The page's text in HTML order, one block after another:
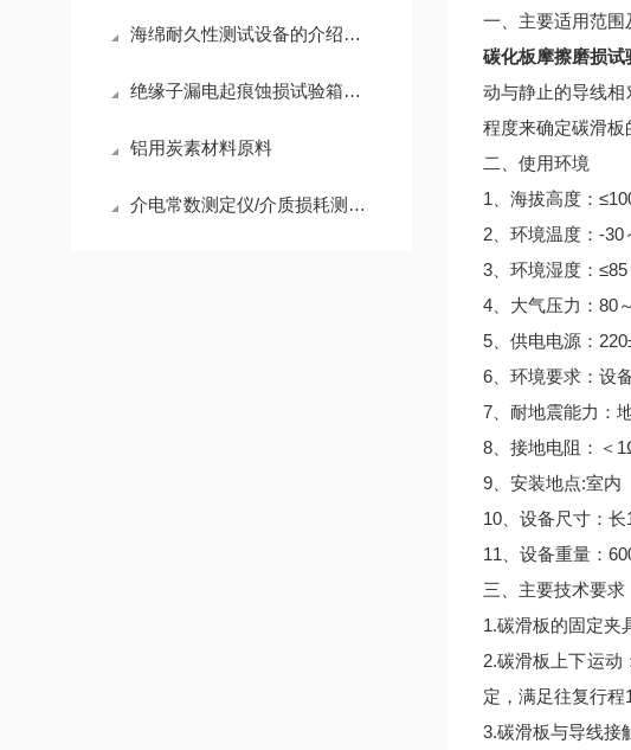
海绵耐久性测试设备的介绍及操作注意事项
绝缘子漏电起痕蚀损试验箱简介
铝用炭素材料原料
​介电常数测定仪/介质损耗测试仪的工作原理及应用
一、主要适用范围
碳化板摩擦磨损试
动与静止的导线
程度来确定碳滑板
二、使用环境
1、海拔高度：
2、环境温度：-30
3、环境湿度：≤85
4、大气压力：80
5、供电电源：
6、环境要求：设
7、耐地震能力：
8、接地电阻：＜
9、安装地点:室内
10、设备尺寸：
11、设备重量：
三、主要技术要求
1.碳滑板的固定夹
2.碳滑板上下运动
定，满足往复行程
3.碳滑板与导线接